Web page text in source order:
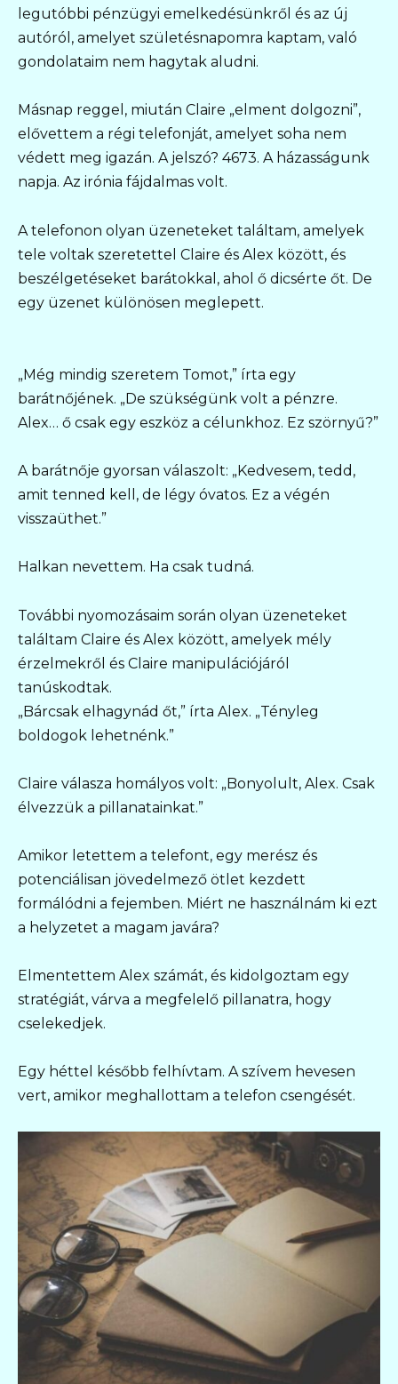
legutóbbi pénzügyi emelkedésünkről és az új
autóról, amelyet születésnapomra kaptam, való
gondolataim nem hagytak aludni.
Másnap reggel, miután Claire „elment dolgozni”,
elővettem a régi telefonját, amelyet soha nem
védett meg igazán. A jelszó? 4673. A házasságunk
napja. Az irónia fájdalmas volt.
A telefonon olyan üzeneteket találtam, amelyek
tele voltak szeretettel Claire és Alex között, és
beszélgetéseket barátokkal, ahol ő dicsérte őt. De
egy üzenet különösen meglepett.
„Még mindig szeretem Tomot,” írta egy
barátnőjének. „De szükségünk volt a pénzre.
Alex… ő csak egy eszköz a célunkhoz. Ez szörnyű?”
A barátnője gyorsan válaszolt: „Kedvesem, tedd,
amit tenned kell, de légy óvatos. Ez a végén
visszaüthet.”
Halkan nevettem. Ha csak tudná.
További nyomozásaim során olyan üzeneteket
találtam Claire és Alex között, amelyek mély
érzelmekről és Claire manipulációjáról
tanúskodtak.
„Bárcsak elhagynád őt,” írta Alex. „Tényleg
boldogok lehetnénk.”
Claire válasza homályos volt: „Bonyolult, Alex. Csak
élvezzük a pillanatainkat.”
Amikor letettem a telefont, egy merész és
potenciálisan jövedelmező ötlet kezdett
formálódni a fejemben. Miért ne használnám ki ezt
a helyzetet a magam javára?
Elmentettem Alex számát, és kidolgoztam egy
stratégiát, várva a megfelelő pillanatra, hogy
cselekedjek.
Egy héttel később felhívtam. A szívem hevesen
vert, amikor meghallottam a telefon csengését.